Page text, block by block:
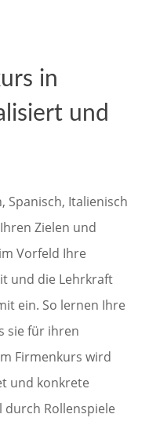
in
und
Spanisch, Italienisch
Zielen und
Vorfeld Ihre
und die Lehrkraft
ein. So lernen Ihre
sie für ihren
Firmenkurs wird
und konkrete
durch Rollenspiele